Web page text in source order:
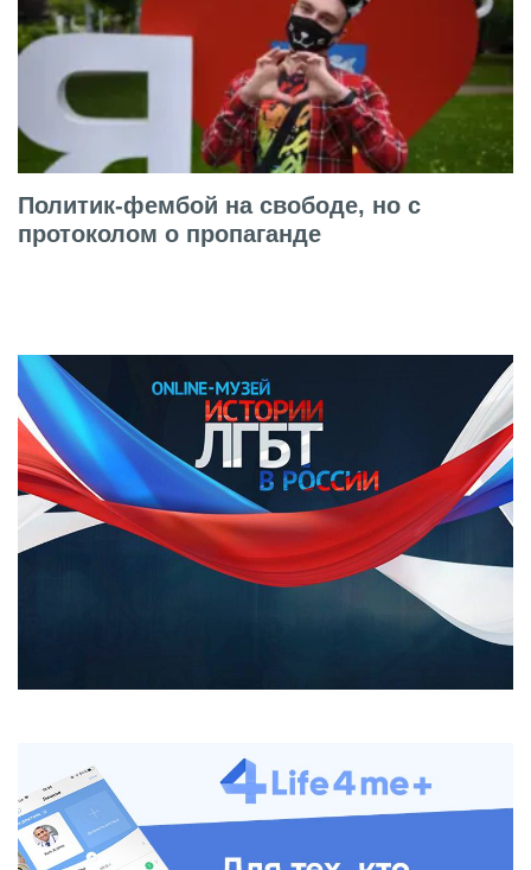
Политик-фембой на свободе, но с
протоколом о пропаганде